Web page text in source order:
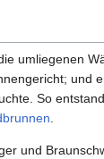
umliegenen
und
So
und